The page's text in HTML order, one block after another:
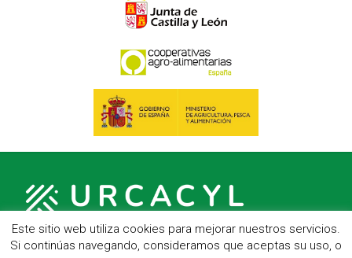
Este sitio web utiliza cookies para mejorar nuestros servicios.
Si continúas navegando, consideramos que aceptas su uso, o